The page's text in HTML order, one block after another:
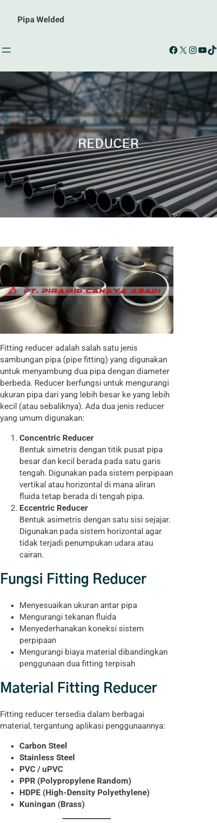
Pipa Welded
Facebook X InstagramYouTube TikTok
REDUCER
Fitting reducer adalah salah satu jenis
sambungan pipa (pipe fitting) yang digunakan
untuk menyambung dua pipa dengan diameter
berbeda. Reducer berfungsi untuk mengurangi
ukuran pipa dari yang lebih besar ke yang lebih
kecil (atau sebaliknya). Ada dua jenis reducer
yang umum digunakan:
Concentric Reducer
Bentuk simetris dengan titik pusat pipa
besar dan kecil berada pada satu garis
tengah. Digunakan pada sistem perpipaan
vertikal atau horizontal di mana aliran
fluida tetap berada di tengah pipa.
Eccentric Reducer
Bentuk asimetris dengan satu sisi sejajar.
Digunakan pada sistem horizontal agar
tidak terjadi penumpukan udara atau
cairan.
Fungsi Fitting Reducer
Menyesuaikan ukuran antar pipa
Mengurangi tekanan fluida
Menyederhanakan koneksi sistem
perpipaan
Mengurangi biaya material dibandingkan
penggunaan dua fitting terpisah
Material Fitting Reducer
Fitting reducer tersedia dalam berbagai
material, tergantung aplikasi penggunaannya:
Carbon Steel
Stainless Steel
PVC / uPVC
PPR (Polypropylene Random)
HDPE (High-Density Polyethylene)
Kuningan (Brass)